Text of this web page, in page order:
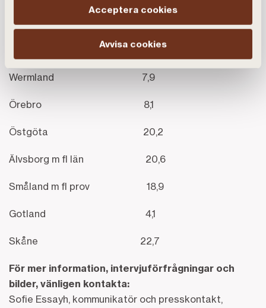
Acceptera cookies
Avvisa cookies
Gävle-Dala 5,3
Mälarprovinserna 21,3
Wermland 7,9
Örebro 8,1
Östgöta 20,2
Älvsborg m fl län 20,6
Småland m fl prov 18,9
Gotland 4,1
Skåne 22,7
För mer information, intervjuförfrågningar och
bilder, vänligen kontakta:
Sofie Essayh, kommunikatör och presskontakt,